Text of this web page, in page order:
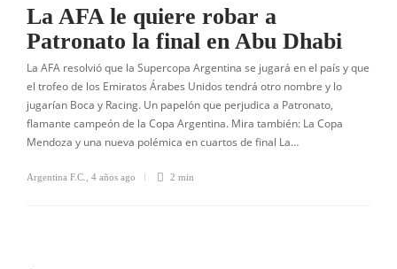
La AFA le quiere robar a
Patronato la final en Abu Dhabi
La AFA resolvió que la Supercopa Argentina se jugará en el país y que
el trofeo de los Emiratos Árabes Unidos tendrá otro nombre y lo
jugarían Boca y Racing. Un papelón que perjudica a Patronato,
flamante campeón de la Copa Argentina. Mira también: La Copa
Mendoza y una nueva polémica en cuartos de final La…
Argentina F.C. 4 años ago 2 min